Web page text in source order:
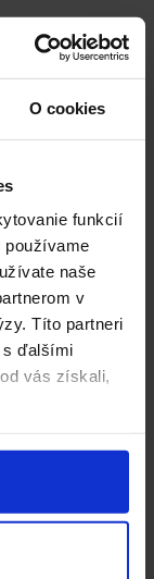
O cookies
funkcií
používame
naše
v
Títo partneri
s ďalšími
vás získali,
podľa
napríklad:
nesmú
dôvodov.
by sa mali